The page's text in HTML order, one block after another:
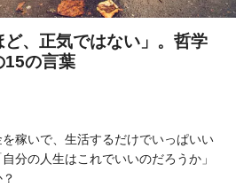
ど、正気ではない」。哲学
15の言葉
稼いで、生活するだけでいっぱいい
分の人生はこれでいいのだろうか」